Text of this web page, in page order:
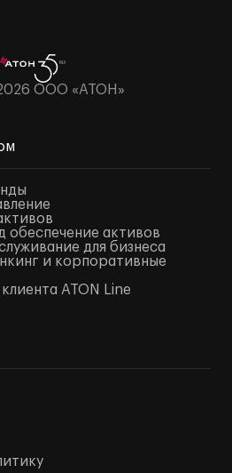
ООО «АТОН»
обеспечение активов
для бизнеса
и корпоративные
ATON Line